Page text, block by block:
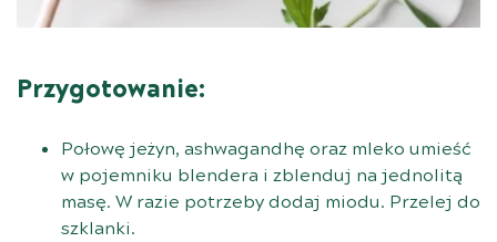
Przygotowanie:
Połowę jeżyn, ashwagandhę oraz mleko umieść
w pojemniku blendera i zblenduj na jednolitą
masę. W razie potrzeby dodaj miodu. Przelej do
szklanki.